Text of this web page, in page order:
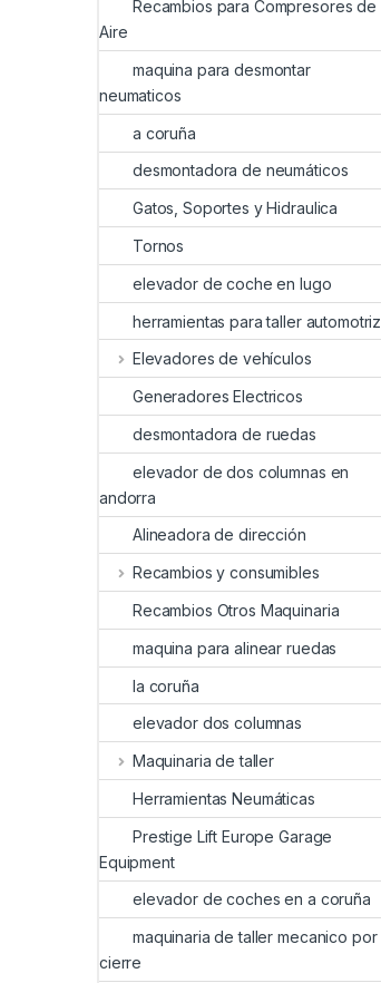
Recambios para Compresores de
Aire
maquina para desmontar
neumaticos
a coruña
desmontadora de neumáticos
Gatos, Soportes y Hidraulica
Tornos
elevador de coche en lugo
herramientas para taller automotriz
Elevadores de vehículos
Generadores Electricos
desmontadora de ruedas
elevador de dos columnas en
andorra
Alineadora de dirección
Recambios y consumibles
Recambios Otros Maquinaria
maquina para alinear ruedas
la coruña
elevador dos columnas
Maquinaria de taller
Herramientas Neumáticas
Prestige Lift Europe Garage
Equipment
elevador de coches en a coruña
maquinaria de taller mecanico por
cierre